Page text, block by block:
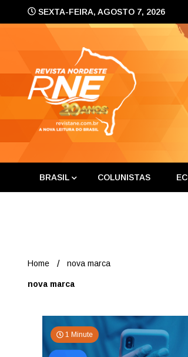
SEXTA-FEIRA, AGOSTO 7, 2026
A nova leitura do Brasil
BRASIL COLUNISTAS
Home nova marca
nova marca
1 Minute